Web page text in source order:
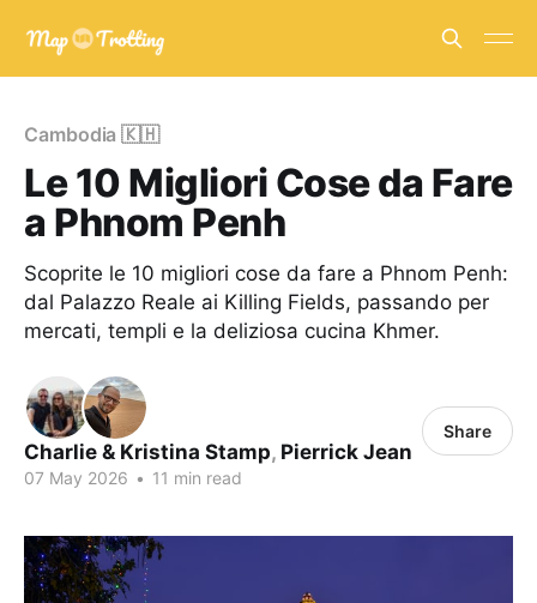
Cambodia 🇰🇭
Le 10 Migliori Cose da Fare
a Phnom Penh
Scoprite le 10 migliori cose da fare a Phnom Penh:
dal Palazzo Reale ai Killing Fields, passando per
mercati, templi e la deliziosa cucina Khmer.
Charlie & Kristina Stamp, Pierrick Jean
07 May 2026 • 11 min read
Share